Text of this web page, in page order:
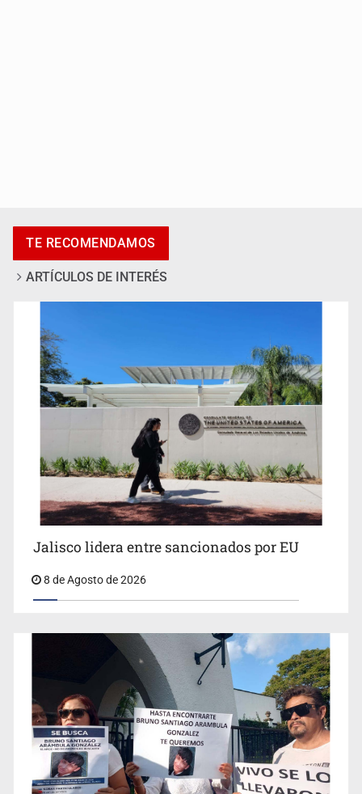
Llaman a mantener legado de Alcalde
Concierto patrio costará 32.9 mdp
TE RECOMENDAMOS
ARTÍCULOS DE INTERÉS
Jalisco lidera entre sancionados por EU
8 de Agosto de 2026